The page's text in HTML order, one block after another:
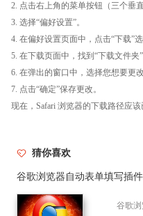
2. 点击右上角的菜单按钮（三个垂直
3. 选择“偏好设置”。
4. 在偏好设置页面中，点击“下载”选
5. 在下载页面中，找到“下载文件夹
6. 在弹出的窗口中，选择您想要更
7. 点击“确定”保存更改。
现在，Safari 浏览器的下载路径应
猜你喜欢
谷歌浏览器自动表单填写插
谷歌